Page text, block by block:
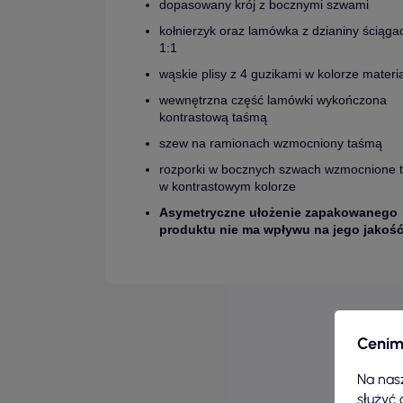
dopasowany krój z bocznymi szwami
kołnierzyk oraz lamówka z dzianiny
1:1
wąskie plisy z 4 guzikami w kolorze
wewnętrzna część lamówki wykończona
kontrastową taśmą
szew na ramionach wzmocniony taśmą
rozporki w bocznych szwach wzmocnione
w kontrastowym kolorze
Asymetryczne ułożenie zapakowanego
produktu nie ma wpływu na jego jakość
Na